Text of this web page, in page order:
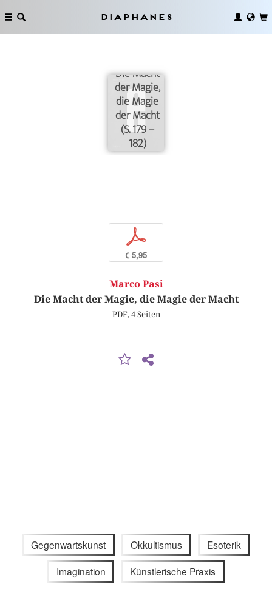
Diaphanes
Die Macht
der Magie,
die Magie
der Macht
(S. 179 –
182)
p
€ 5,95
Marco Pasi
Die Macht der Magie, die Magie der Macht
PDF, 4 Seiten
Gegenwartskunst Okkultismus Esoterik
Imagination Künstlerische Praxis